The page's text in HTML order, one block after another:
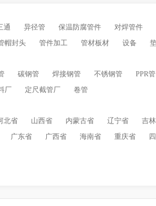
通 异径管 保温防腐管件 对焊管件
帽封头 管件加工 管材板材 设备
碳钢管 焊接钢管 不锈钢管 PPR管
厂 定尺截管厂 卷管
北省 山西省 内蒙古省 辽宁省 吉
广东省 广西省 海南省 重庆省